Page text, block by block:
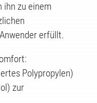
ihn zu einem
erfüllt.
Polypropylen)
zur